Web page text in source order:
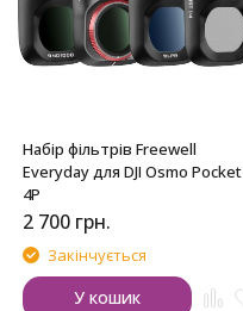
Набір фільтрів Freewell
Everyday для DJI Osmo Pocket
4P
2 700 грн.
Закінчується
У кошик